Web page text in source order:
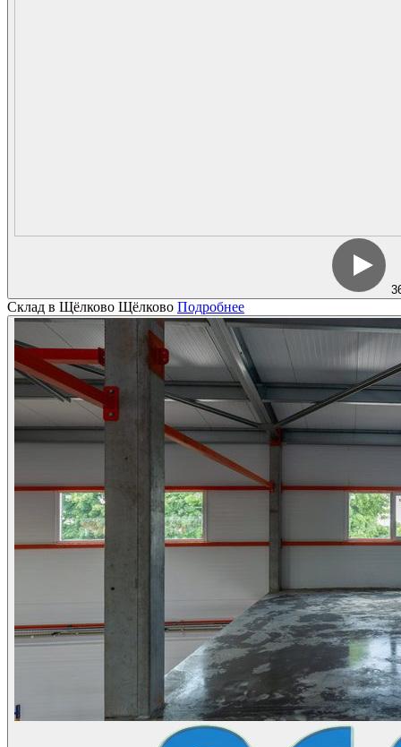
Склад в Щёлково Щёлково Подробнее